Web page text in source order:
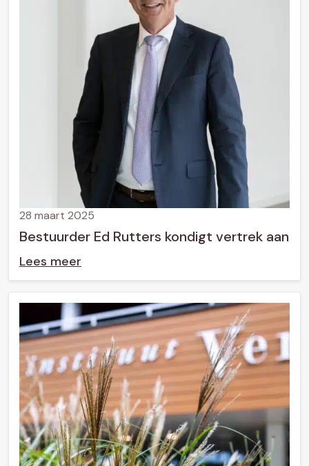
Bestuurder Ed Rutters kondigt vertrek aan
28 maart 2025
Lees meer